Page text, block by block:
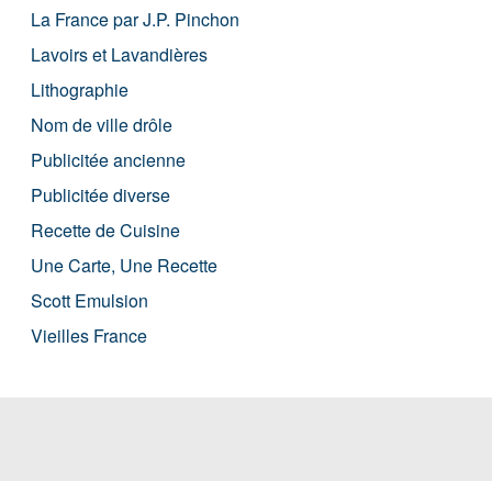
La France par J.P. Pinchon
Lavoirs et Lavandières
Lithographie
Nom de ville drôle
Publicitée ancienne
Publicitée diverse
Recette de Cuisine
Une Carte, Une Recette
Scott Emulsion
Vieilles France